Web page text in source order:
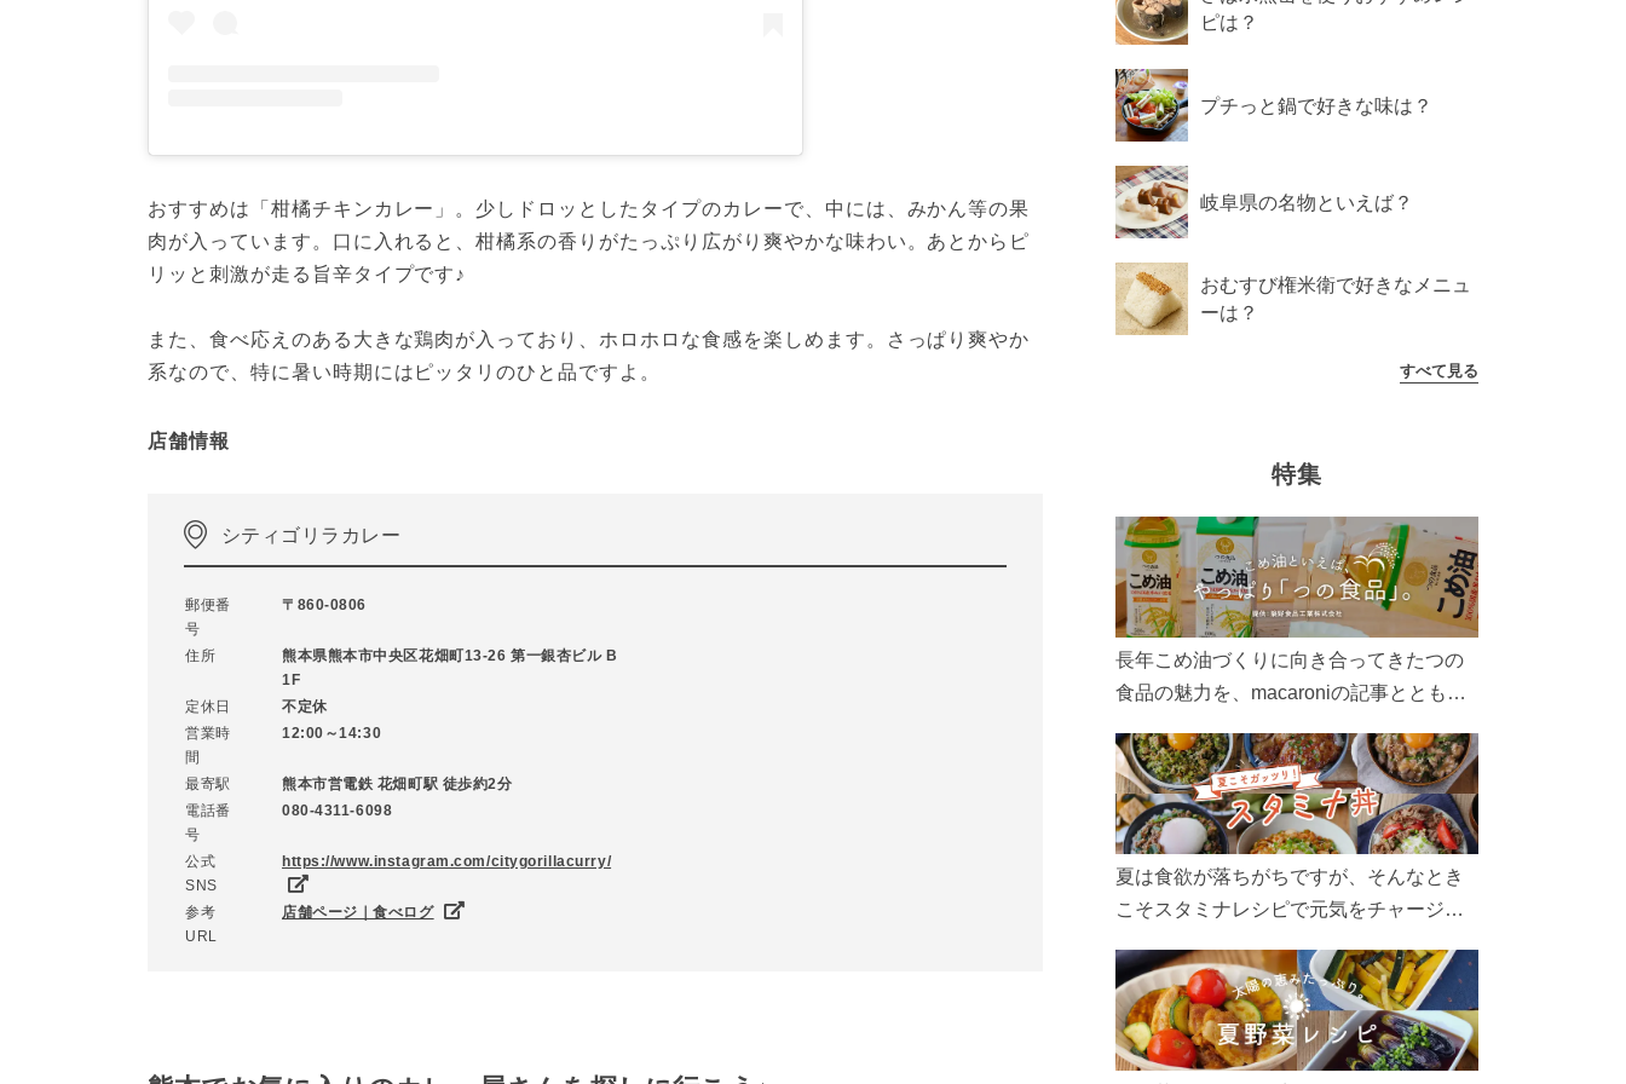
おすすめは「柑橘チキンカレー」。少しドロッとしたタイプのカレーで、中には、みかん等の果
肉が入っています。口に入れると、柑橘系の香りがたっぷり広がり爽やかな味わい。あとからピ
リッと刺激が走る旨辛タイプです♪
また、食べ応えのある大きな鶏肉が入っており、ホロホロな食感を楽しめます。さっぱり爽やか
系なので、特に暑い時期にはピッタリのひと品ですよ。
店舗情報
シティゴリラカレー
郵便番
号
〒860-0806
住所
熊本県熊本市中央区花畑町13-26 第一銀杏ビル B
1F
定休日
不定休
営業時
間
12:00～14:30
最寄駅
熊本市営電鉄 花畑町駅 徒歩約2分
電話番
号
080-4311-6098
公式
SNS
https://www.instagram.com/citygorillacurry/
参考
URL
店舗ページ｜食べログ
ピは？
プチっと鍋で好きな味は？
岐阜県の名物といえば？
おむすび権米衛で好きなメニュ
ーは？
すべて見る
特集
長年こめ油づくりに向き合ってきたつの
食品の魅力を、macaroniの記事とともに
ん、製造現場や品質へのこだわりまで。
こめ油をもっと好きになるコンテンツを
ぜひお楽しみください。
夏は食欲が落ちがちですが、そんなとき
こそスタミナレシピで元気をチャージ！
リ食べて、夏バテを吹き飛ばしましょ
う！